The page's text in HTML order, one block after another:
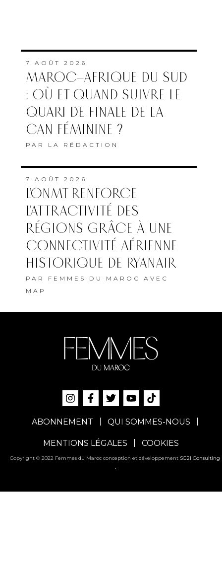
7 AOÛT 2026
MAROC–AFRIQUE DU SUD
: OÙ ET QUAND SUIVRE LE
QUART DE FINALE DE LA
CAN FÉMININE ?
PAR LA RÉDACTION
7 AOÛT 2026
L’ONMT RENFORCE
L’ATTRACTIVITÉ DES
RÉGIONS GRÂCE À UNE
CONNECTIVITÉ AÉRIENNE
HISTORIQUE DE RYANAIR
PAR FEMMES DU MAROC AVEC
MAP
ABONNEMENT QUI SOMMES-NOUS
MENTIONS LÉGALES COOKIES
Copyright © 2022 Femmes du Maroc conception et développement SG2I Consulting